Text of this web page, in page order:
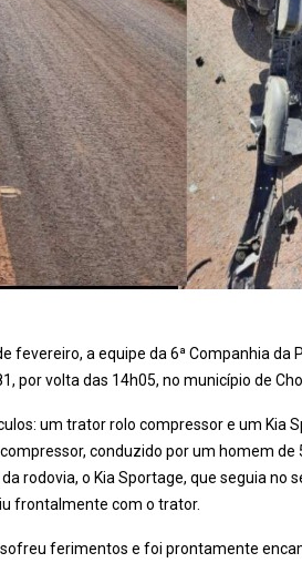
fevereiro, a equipe da 6ª Companhia
por volta das 14h05, no município de
um trator rolo compressor e um Kia
conduzido por um homem
rodovia, o Kia Sportage, que seguia no
frontalmente com o trator.
ferimentos e foi prontamente